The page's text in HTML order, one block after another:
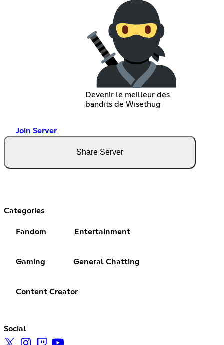
Devenir le meilleur des
bandits de Wisethug
Join Server
Share Server
Categories
Fandom Entertainment
Gaming General Chatting
Content Creator
Social